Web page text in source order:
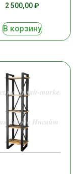
2 500,00₽
В корзину